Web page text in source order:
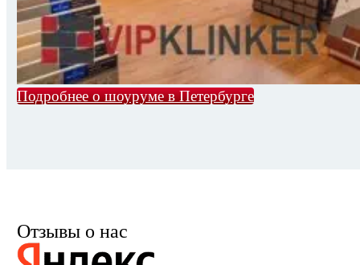
Подробнее о шоуруме в Петербурге
Отзывы о нас